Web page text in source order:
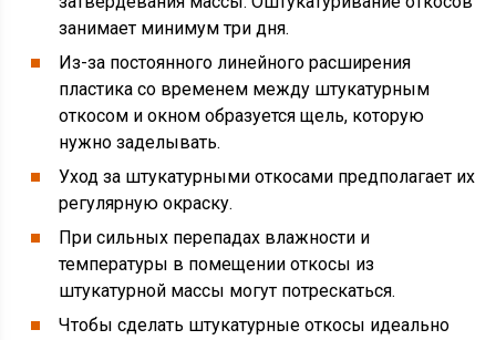
занимает минимум три дня.
Из-за постоянного линейного расширения
пластика со временем между штукатурным
откосом и окном образуется щель, которую
нужно заделывать.
Уход за штукатурными откосами предполагает их
регулярную окраску.
При сильных перепадах влажности и
температуры в помещении откосы из
штукатурной массы могут потрескаться.
Чтобы сделать штукатурные откосы идеально